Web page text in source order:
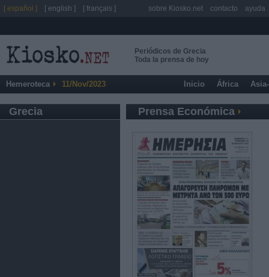
Periódicos de Grecia
Toda la prensa de hoy
Hemeroteca 11/Nov/2023 Inicio África
Grecia Prensa Económica
[ español ] [ english ] [ français ] sobre Kiosko.net contacto ayuda